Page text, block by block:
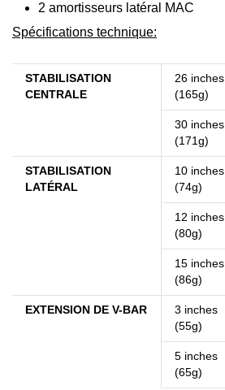
2 amortisseurs latéral MAC
Spécifications technique:
STABILISATION
CENTRALE
26 inches
(165g)
30 inches
(171g)
STABILISATION
LATÉRAL
10 inches
(74g)
12 inches
(80g)
15 inches
(86g)
EXTENSION DE V-BAR
3 inches
(55g)
5 inches
(65g)